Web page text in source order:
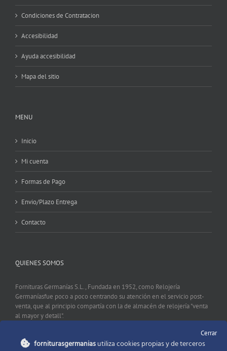
Condiciones de Contratacion
Accesibilidad
Ayuda accesibilidad
Mapa del sitio
MENU
Inicio
Mi cuenta
Formas de Pago
Envio/Plazo Entrega
Contacto
QUIENES SOMOS
Fornituras Germanías S.L., Fundada en 1952, como Relojería
Germaníasfue poco a poco centrando su atención en el servicio post-
venta, que al principio compartía con la de almacén de relojería "venta
al mayor y detall".
Cerrar
forniturasgermaniasutiliza cookies propias y de terceros